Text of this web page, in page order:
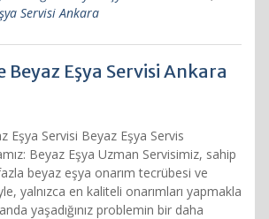
Servisi Ankara
Eşya Servisi Ankara
Eşya Servisi Beyaz Eşya Servis
Beyaz Eşya Uzman Servisimiz, sahip
beyaz eşya onarım tecrübesi ve
yalnızca en kaliteli onarımları yapmakla
yaşadığınız problemin bir daha